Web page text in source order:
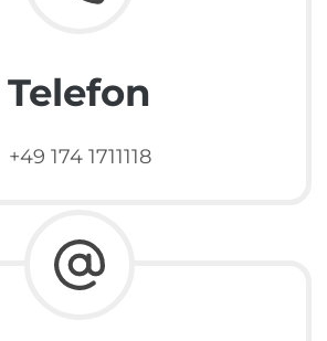
Telefon
+49 174 1711118